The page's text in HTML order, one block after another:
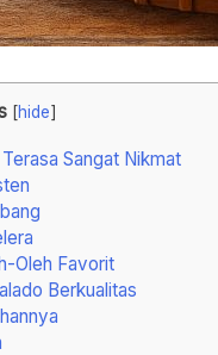
[hide]
Sangat Nikmat
Oleh Favorit
Berkualitas